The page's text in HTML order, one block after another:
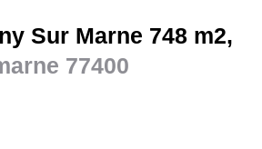
Sur Marne 748 m2,
77400